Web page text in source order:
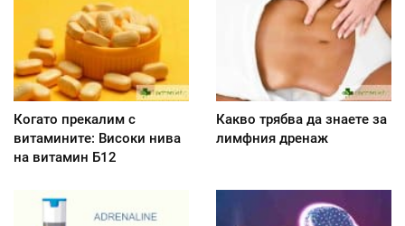
Когато прекалим с
витамините: Високи нива
на витамин Б12
Какво трябва да знаете за
лимфния дренаж